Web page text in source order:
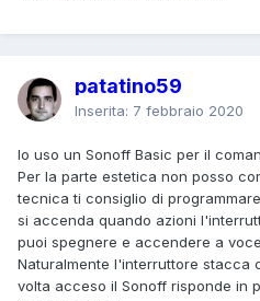
patatino59
Inserita: 7 febbraio 2020
Io uso un Sonoff Basic per il
Per la parte estetica non posso
tecnica ti consiglio di
si accenda quando azioni
puoi spegnere e accendere a
Naturalmente l'interruttore stacca
volta acceso il Sonoff risponde in